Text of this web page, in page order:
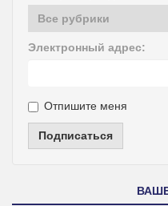
Электронный адрес:
Отпишите меня
Подписаться